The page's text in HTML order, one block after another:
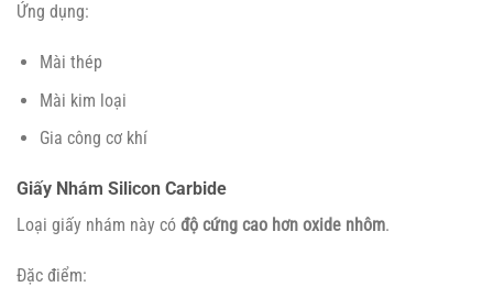
Ứng dụng:
Mài thép
Mài kim loại
Gia công cơ khí
Giấy Nhám Silicon Carbide
Loại giấy nhám này có độ cứng cao hơn oxide nhôm.
Đặc điểm: